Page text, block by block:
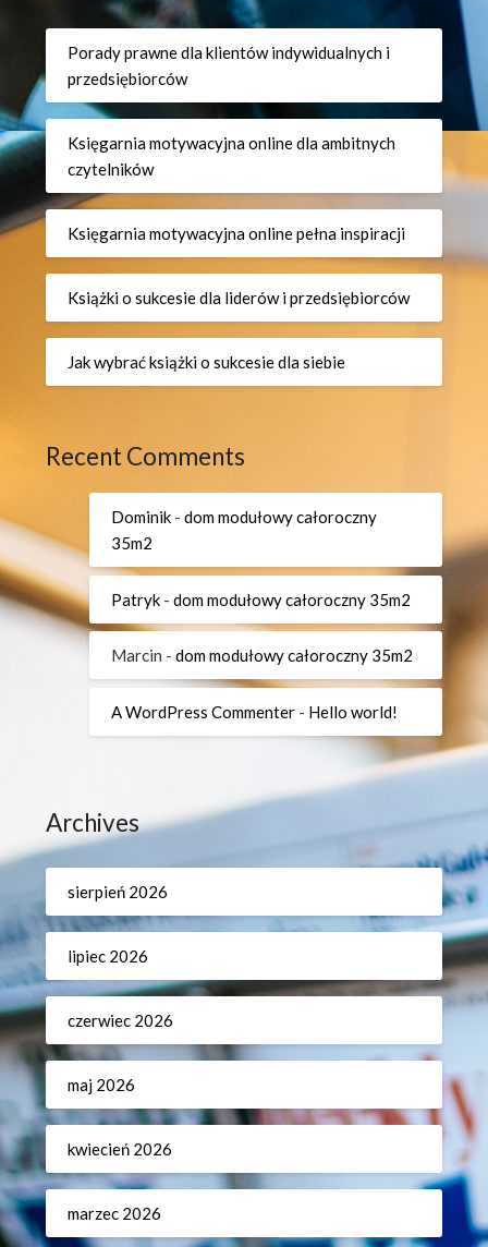
Porady prawne dla klientów indywidualnych i
przedsiębiorców
Księgarnia motywacyjna online dla ambitnych
czytelników
Księgarnia motywacyjna online pełna inspiracji
Książki o sukcesie dla liderów i przedsiębiorców
Jak wybrać książki o sukcesie dla siebie
Recent Comments
Dominik -dom modułowy całoroczny
35m2
Patryk -dom modułowy całoroczny 35m2
Marcin -dom modułowy całoroczny 35m2
A WordPress Commenter - Hello world!
Archives
sierpień 2026
lipiec 2026
czerwiec 2026
maj 2026
kwiecień 2026
marzec 2026